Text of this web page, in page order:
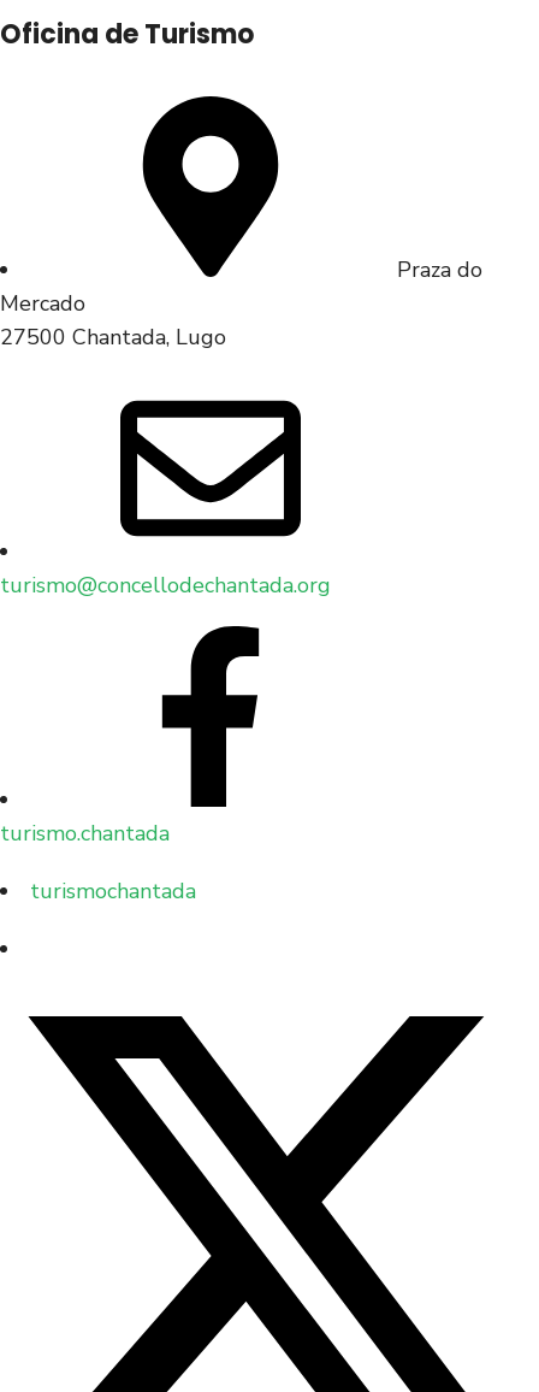
Oficina de Turismo
Praza do
Mercado
27500 Chantada, Lugo
turismo@concellodechantada.org
turismo.chantada
turismochantada